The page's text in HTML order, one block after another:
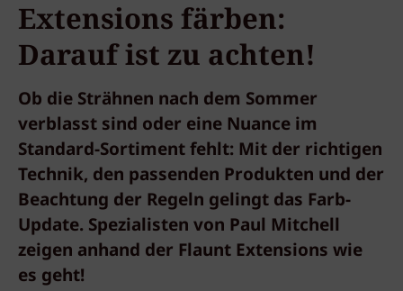
Extensions färben:
Darauf ist zu achten!
Ob die Strähnen nach dem Sommer
verblasst sind oder eine Nuance im
Standard-Sortiment fehlt: Mit der richtigen
Technik, den passenden Produkten und der
Beachtung der Regeln gelingt das Farb-
Update. Spezialisten von Paul Mitchell
zeigen anhand der Flaunt Extensions wie
es geht!